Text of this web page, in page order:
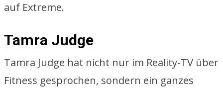
auf Extreme.
Tamra Judge
Tamra Judge hat nicht nur im Reality-TV über
Fitness gesprochen, sondern ein ganzes